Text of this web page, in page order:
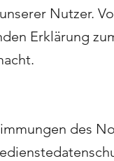
Nutzer.
Erklärung
des